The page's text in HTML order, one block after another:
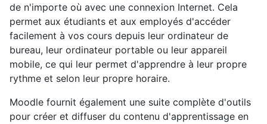
de n'importe où avec une connexion Internet. Cela
permet aux étudiants et aux employés d'accéder
facilement à vos cours depuis leur ordinateur de
bureau, leur ordinateur portable ou leur appareil
mobile, ce qui leur permet d'apprendre à leur propre
rythme et selon leur propre horaire.
Moodle fournit également une suite complète d'outils
pour créer et diffuser du contenu d'apprentissage en